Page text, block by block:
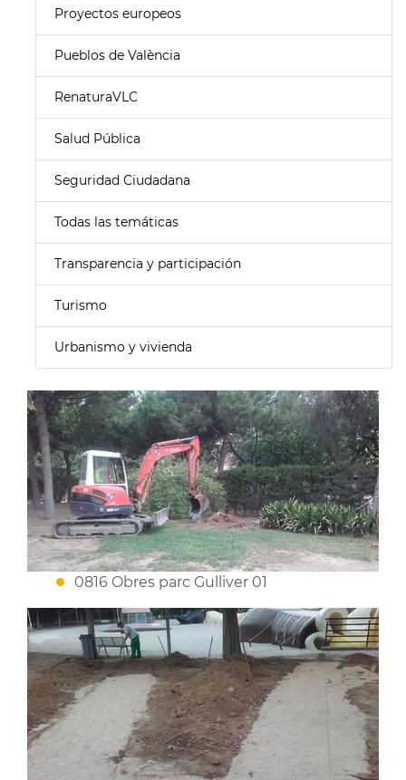
Proyectos europeos
Pueblos de València
RenaturaVLC
Salud Pública
Seguridad Ciudadana
Todas las temáticas
Transparencia y participación
Turismo
Urbanismo y vivienda
0816 Obres parc Gulliver 01